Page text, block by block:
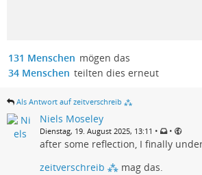
131 Menschen mögen das
34 Menschen teilten dies erneut
Als Antwort auf zeitverschreib ⁂
Niels Moseley
Dienstag, 19. August 2025, 13:11 • •
after some reflection, I finally
zeitverschreib ⁂ mag das.